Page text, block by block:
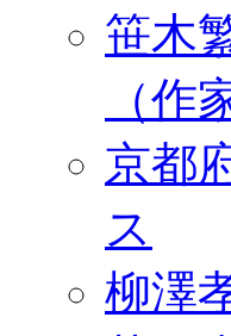
笹木
（作
京都
ス
柳澤